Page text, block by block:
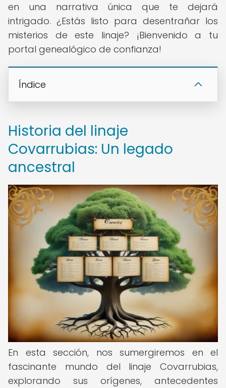
en una narrativa única que te dejará
intrigado. ¿Estás listo para desentrañar los
misterios de este linaje? ¡Bienvenido a tu
portal genealógico de confianza!
Índice
Historia del linaje
Covarrubias: Un legado
ancestral
En esta sección, nos sumergiremos en el
fascinante mundo del linaje Covarrubias,
explorando sus orígenes, antecedentes